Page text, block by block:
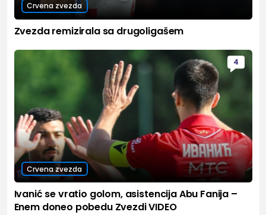
Crvena zvezda
Zvezda remizirala sa drugoligašem
4
Crvena zvezda
Ivanić se vratio golom, asistencija Abu Fanija –
Enem doneo pobedu Zvezdi VIDEO